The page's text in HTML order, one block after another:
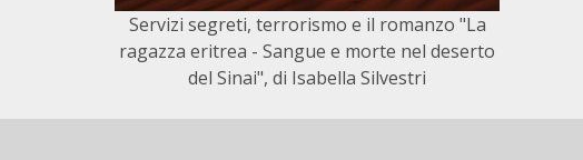
Servizi segreti, terrorismo e il romanzo "La
ragazza eritrea - Sangue e morte nel deserto
del Sinai", di Isabella Silvestri